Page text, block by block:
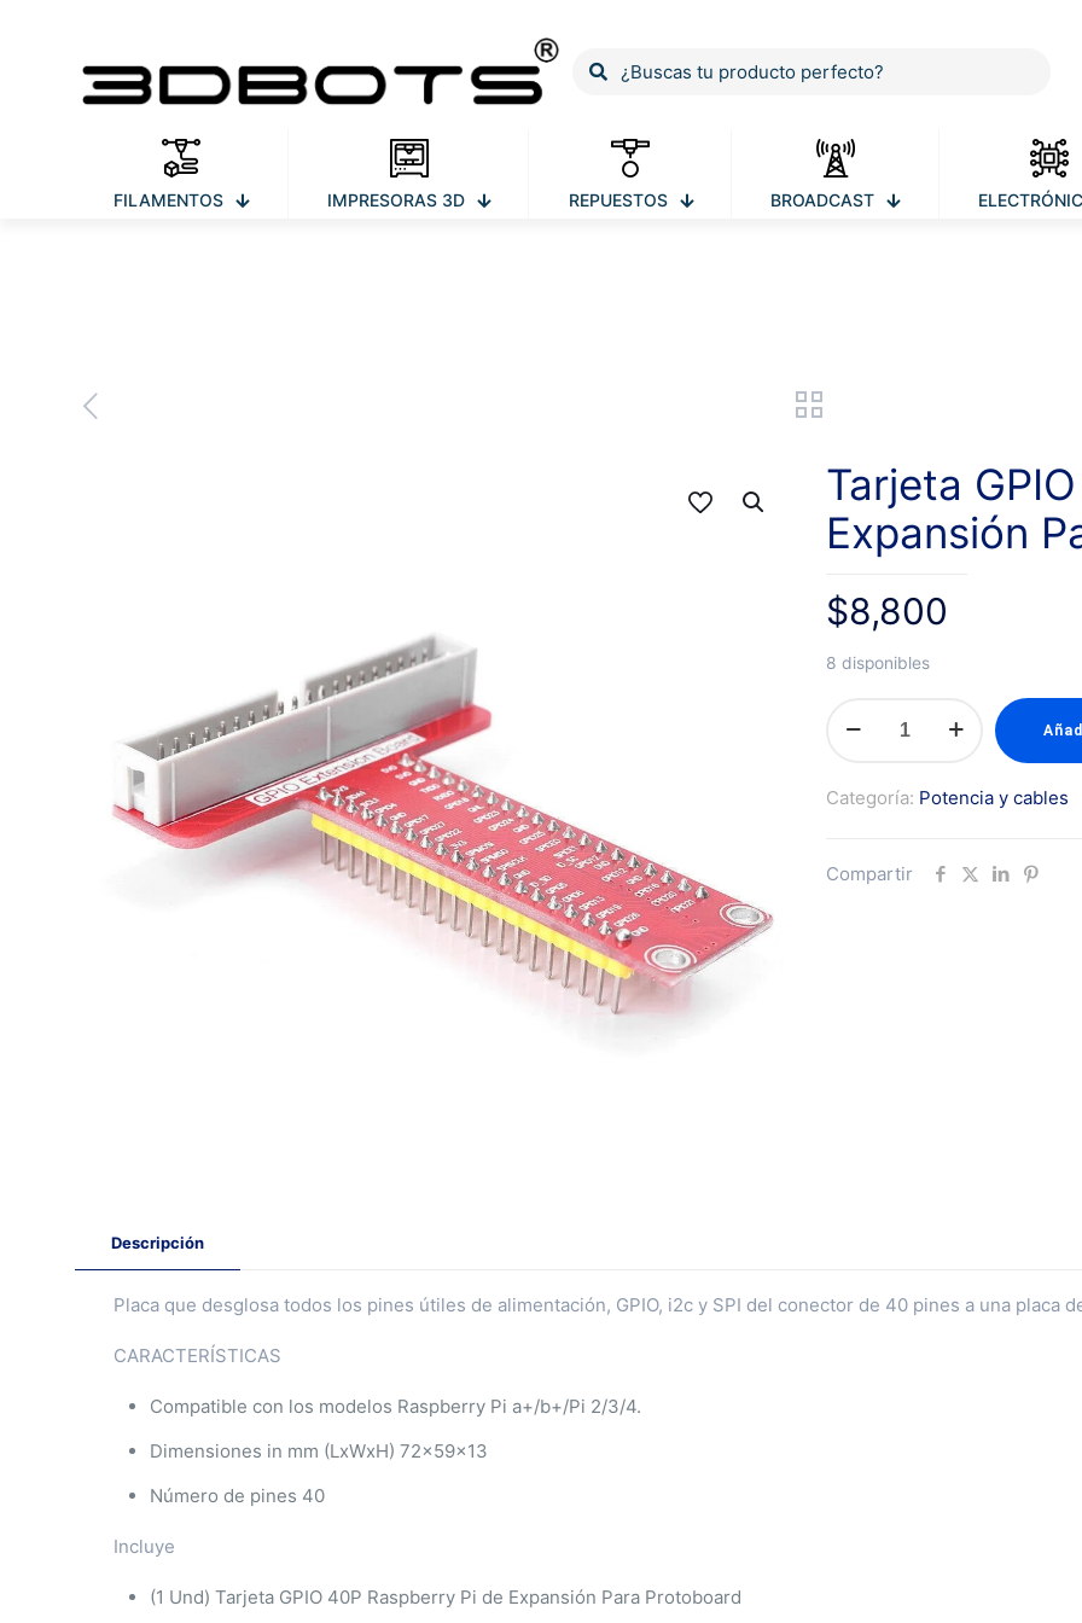
FILAMENTOS IMPRESORAS 3D REPUESTOS BROADCAST
Tarjeta
Expansión
$8,800
8 disponibles
Raspberry
de
Categoría: Potencia y cables
Compartir
Descripción
Placa que desglosa todos los pines útiles de alimentación, GPIO, i2c y SPI del conector de 40 pines a una placa
CARACTERÍSTICAS
Compatible con los modelos Raspberry Pi a+/b+/Pi 2/3/4.
Dimensiones in mm (LxWxH) 72x59x13
Número de pines 40
Incluye
(1 Und) Tarjeta GPIO 40P Raspberry Pi de Expansión Para Protoboard